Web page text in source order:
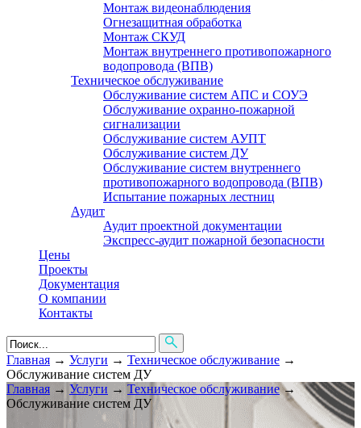
Монтаж видеонаблюдения
Огнезащитная обработка
Монтаж СКУД
Монтаж внутреннего противопожарного
водопровода (ВПВ)
Техническое обслуживание
Обслуживание систем АПС и СОУЭ
Обслуживание охранно-пожарной
сигнализации
Обслуживание систем АУПТ
Обслуживание систем ДУ
Обслуживание систем внутреннего
противопожарного водопровода (ВПВ)
Испытание пожарных лестниц
Аудит
Аудит проектной документации
Экспресс-аудит пожарной безопасности
Цены
Проекты
Документация
О компании
Контакты
Главная → Услуги → Техническое обслуживание →
Обслуживание систем ДУ
Главная → Услуги → Техническое обслуживание→
Обслуживание систем ДУ